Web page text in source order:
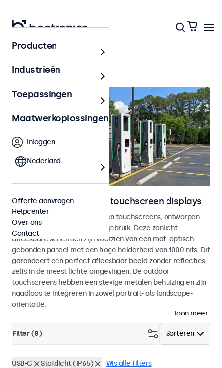
Home
Outdoor monitoren en touchscreen displays
Weersbestendige monitoren en touchscreens, ontworpen
voor zowel binnen- als buitengebruik. Deze zonlicht-
afleesbare schermen zijn voorzien van een mat, optisch
gebonden paneel met een hoge helderheid van 1000 nits. Dit
garandeert een perfect afleesbaar beeld zonder reflecties,
zelfs in de meest lichte omgevingen. De outdoor
touchscreens hebben een stevige metalen behuizing en zijn
naadloos te integreren in zowel portrait- als landscape-
oriëntatie.
Toon meer
Sorteren
Filter (8)
USB-C Stofdicht (IP65) Wis alle filters
Producten
Industrieën
Toepassingen
Maatwerkoplossingen
Inloggen
Nederland
Offerte aanvragen
Helpcenter
Over ons
Contact